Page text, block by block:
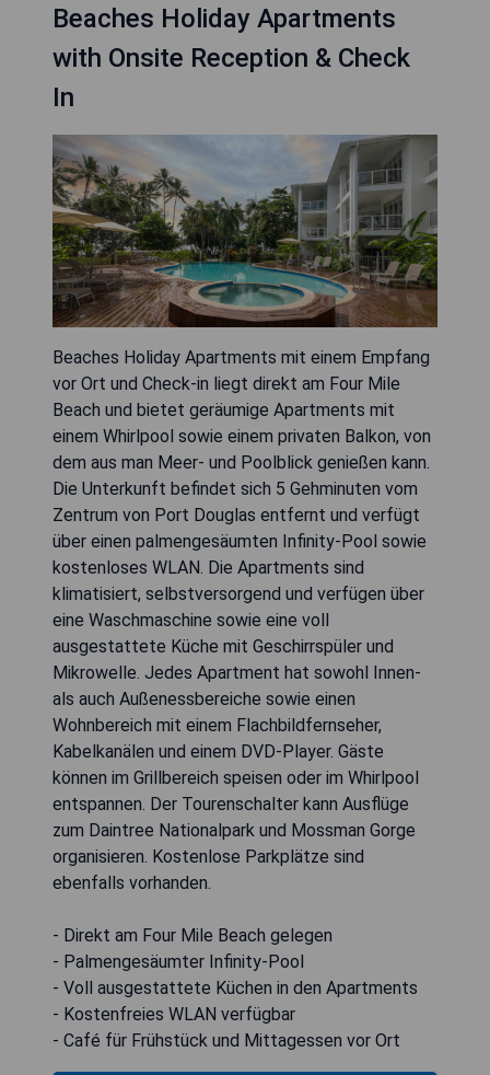
Beaches Holiday Apartments
with Onsite Reception & Check
In
Beaches Holiday Apartments mit einem Empfang
vor Ort und Check-in liegt direkt am Four Mile
Beach und bietet geräumige Apartments mit
einem Whirlpool sowie einem privaten Balkon, von
dem aus man Meer- und Poolblick genießen kann.
Die Unterkunft befindet sich 5 Gehminuten vom
Zentrum von Port Douglas entfernt und verfügt
über einen palmengesäumten Infinity-Pool sowie
kostenloses WLAN. Die Apartments sind
klimatisiert, selbstversorgend und verfügen über
eine Waschmaschine sowie eine voll
ausgestattete Küche mit Geschirrspüler und
Mikrowelle. Jedes Apartment hat sowohl Innen-
als auch Außenessbereiche sowie einen
Wohnbereich mit einem Flachbildfernseher,
Kabelkanälen und einem DVD-Player. Gäste
können im Grillbereich speisen oder im Whirlpool
entspannen. Der Tourenschalter kann Ausflüge
zum Daintree Nationalpark und Mossman Gorge
organisieren. Kostenlose Parkplätze sind
ebenfalls vorhanden.
- Direkt am Four Mile Beach gelegen
- Palmengesäumter Infinity-Pool
- Voll ausgestattete Küchen in den Apartments
- Kostenfreies WLAN verfügbar
- Café für Frühstück und Mittagessen vor Ort